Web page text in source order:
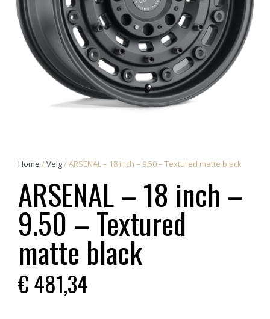
Home /Velg/ ARSENAL – 18 inch – 9.50 – Textured matte black
ARSENAL – 18 inch –
9.50 – Textured
matte black
€481,34